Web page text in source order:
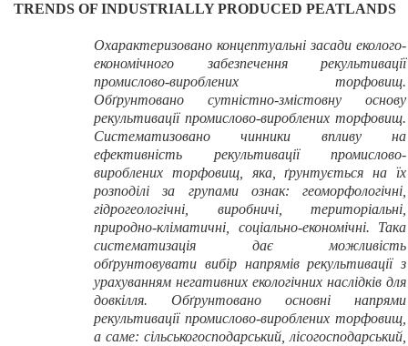
TRENDS OF INDUSTRIALLY PRODUCED PEATLANDS
Охарактеризовано концептуальні засади еколого-
економічного забезпечення рекультивації
промислово-вироблених торфовищ.
Обґрунтовано сутністно-змістовну основу
рекультивації промислово-вироблених торфовищ.
Систематизовано чинники впливу на
ефективність рекультивації промислово-
вироблених торфовищ, яка, ґрунтується на їх
розподілі за групами ознак: геоморфологічні,
гідрогеологічні, виробничі, територіальні,
природно-кліматичні, соціально-економічні. Така
систематизація дає можливість
обґрунтовувати вибір напрямів рекультивації з
урахуванням негативних екологічних наслідків для
довкілля. Обґрунтовано основні напрями
рекультивації промислово-вироблених торфовищ,
а саме: сільськогосподарський, лісогосподарський,